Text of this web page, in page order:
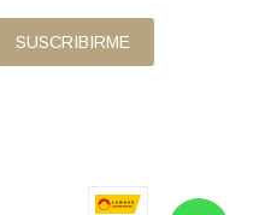
SUSCRIBIRME